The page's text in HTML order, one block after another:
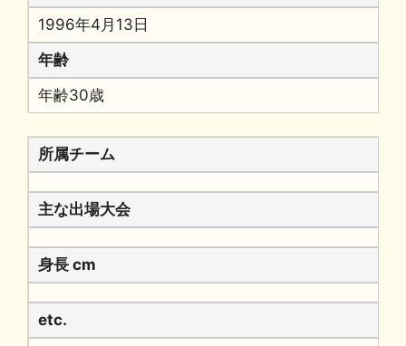
1996年4月13日
年齢
年齢30歳
所属チーム
主な出場大会
身長 cm
etc.